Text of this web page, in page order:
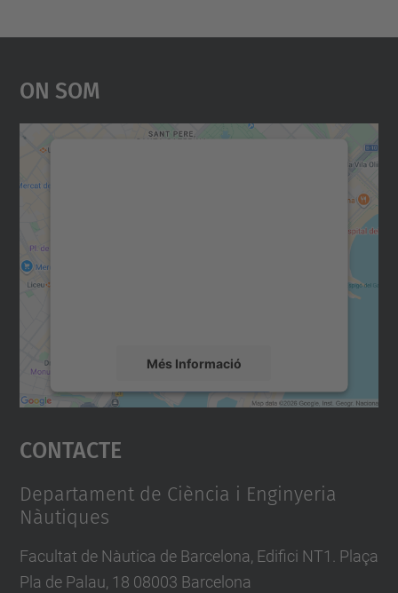
On Som
Més Informació
Accepta
powered by
Contacte
Departament de Ciència i Enginyeria
Nàutiques
Facultat de Nàutica de Barcelona, Edifici NT1. Plaça
Pla de Palau, 18 08003 Barcelona